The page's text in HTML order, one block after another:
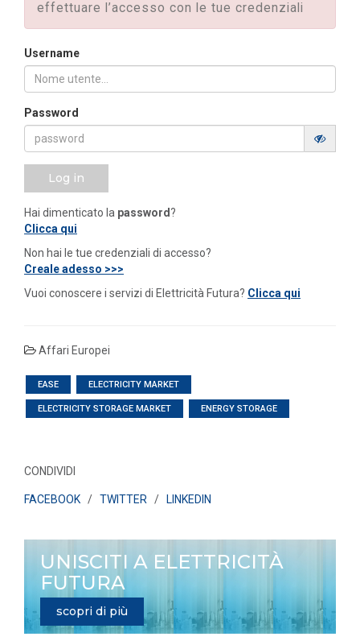
effettuare l’accesso con le tue credenziali
Username
Password
Log in
Hai dimenticato la password?
Clicca qui
Non hai le tue credenziali di accesso?
Creale adesso >>>
Vuoi conoscere i servizi di Elettricità Futura? Clicca qui
Affari Europei
EASE ELECTRICITY MARKET
ELECTRICITY STORAGE MARKET ENERGY STORAGE
CONDIVIDI
FACEBOOK/ TWITTER / LINKEDIN
UNISCITI A ELETTRICITÀ
FUTURA
scopri di più